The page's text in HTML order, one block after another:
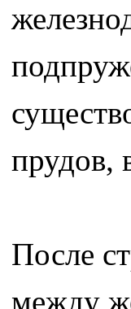
прудов,
После
между